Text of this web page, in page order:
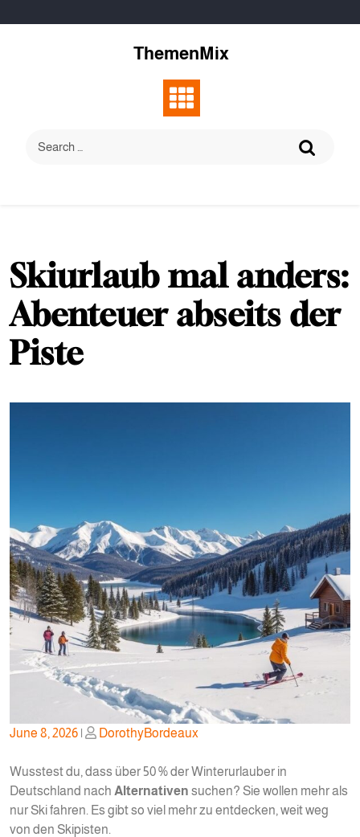
to
ThemenMix
Skiurlaub mal anders:
Abenteuer abseits der
Piste
Posted
June 8, 2026 | Posted
DorothyBordeaux
Wusstest du, dass über 50 % der Winterurlauber in
Deutschland nach Alternativen suchen? Sie wollen mehr als
nur Ski fahren. Es gibt so viel mehr zu entdecken, weit weg
von den Skipisten.